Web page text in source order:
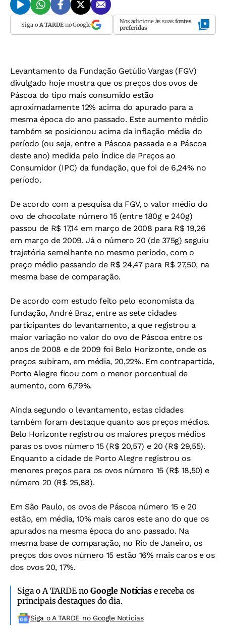
Siga o A TARDEno Google Nos adicione às suas fontes
preferidas
Levantamento da Fundação Getúlio Vargas (FGV)
divulgado hoje mostra que os preços dos ovos de
Páscoa do tipo mais consumido estão
aproximadamente 12% acima do apurado para a
mesma época do ano passado. Este aumento médio
também se posicionou acima da inflação média do
período (ou seja, entre a Páscoa passada e a Páscoa
deste ano) medida pelo Índice de Preços ao
Consumidor (IPC) da fundação, que foi de 6,24% no
período.
De acordo com a pesquisa da FGV, o valor médio do
ovo de chocolate número 15 (entre 180g e 240g)
passou de R$ 17,14 em março de 2008 para R$ 19,26
em março de 2009. Já o número 20 (de 375g) seguiu
trajetória semelhante no mesmo período, com o
preço médio passando de R$ 24,47 para R$ 27,50, na
mesma base de comparação.
De acordo com estudo feito pelo economista da
fundação, André Braz, entre as sete cidades
participantes do levantamento, a que registrou a
maior variação no valor do ovo de Páscoa entre os
anos de 2008 e de 2009 foi Belo Horizonte, onde os
preços subiram, em média, 20,22%. Em contrapartida,
Porto Alegre ficou com o menor porcentual de
aumento, com 6,79%.
Ainda segundo o levantamento, estas cidades
também foram destaque quanto aos preços médios.
Belo Horizonte registrou os maiores preços médios
paras os ovos número 15 (R$ 20,57) e 20 (R$ 29,55).
Enquanto a cidade de Porto Alegre registrou os
menores preços para os ovos número 15 (R$ 18,50) e
número 20 (R$ 25,88).
Em São Paulo, os ovos de Páscoa número 15 e 20
estão, em média, 10% mais caros este ano do que os
apurados na mesma época do ano passado. Na
mesma base de comparação, no Rio de Janeiro, os
preços dos ovos número 15 estão 16% mais caros e os
dos ovos 20, 17%.
Siga o A TARDE noGoogle Notíciase receba os
principais destaques do dia.
Siga o A TARDE no Google Noticias